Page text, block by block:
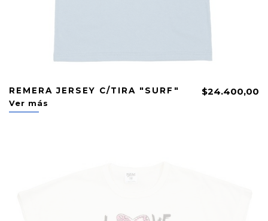
REMERA JERSEY C/TIRA "SURF" $24.400,00
Ver más